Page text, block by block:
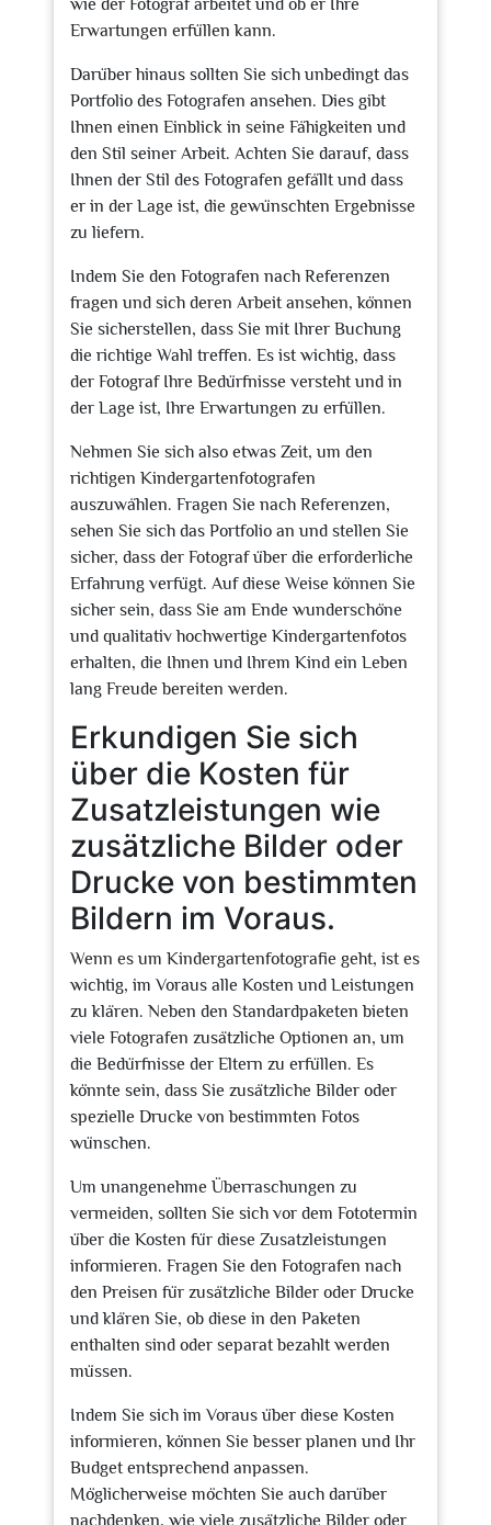
wie der Fotograf arbeitet und ob er Ihre
Erwartungen erfüllen kann.
Darüber hinaus sollten Sie sich unbedingt das
Portfolio des Fotografen ansehen. Dies gibt
Ihnen einen Einblick in seine Fähigkeiten und
den Stil seiner Arbeit. Achten Sie darauf, dass
Ihnen der Stil des Fotografen gefällt und dass
er in der Lage ist, die gewünschten Ergebnisse
zu liefern.
Indem Sie den Fotografen nach Referenzen
fragen und sich deren Arbeit ansehen, können
Sie sicherstellen, dass Sie mit Ihrer Buchung
die richtige Wahl treffen. Es ist wichtig, dass
der Fotograf Ihre Bedürfnisse versteht und in
der Lage ist, Ihre Erwartungen zu erfüllen.
Nehmen Sie sich also etwas Zeit, um den
richtigen Kindergartenfotografen
auszuwählen. Fragen Sie nach Referenzen,
sehen Sie sich das Portfolio an und stellen Sie
sicher, dass der Fotograf über die erforderliche
Erfahrung verfügt. Auf diese Weise können Sie
sicher sein, dass Sie am Ende wunderschöne
und qualitativ hochwertige Kindergartenfotos
erhalten, die Ihnen und Ihrem Kind ein Leben
lang Freude bereiten werden.
Erkundigen Sie sich
über die Kosten für
Zusatzleistungen wie
zusätzliche Bilder oder
Drucke von bestimmten
Bildern im Voraus.
Wenn es um Kindergartenfotografie geht, ist es
wichtig, im Voraus alle Kosten und Leistungen
zu klären. Neben den Standardpaketen bieten
viele Fotografen zusätzliche Optionen an, um
die Bedürfnisse der Eltern zu erfüllen. Es
könnte sein, dass Sie zusätzliche Bilder oder
spezielle Drucke von bestimmten Fotos
wünschen.
Um unangenehme Überraschungen zu
vermeiden, sollten Sie sich vor dem Fototermin
über die Kosten für diese Zusatzleistungen
informieren. Fragen Sie den Fotografen nach
den Preisen für zusätzliche Bilder oder Drucke
und klären Sie, ob diese in den Paketen
enthalten sind oder separat bezahlt werden
müssen.
Indem Sie sich im Voraus über diese Kosten
informieren, können Sie besser planen und Ihr
Budget entsprechend anpassen.
Möglicherweise möchten Sie auch darüber
nachdenken, wie viele zusätzliche Bilder oder